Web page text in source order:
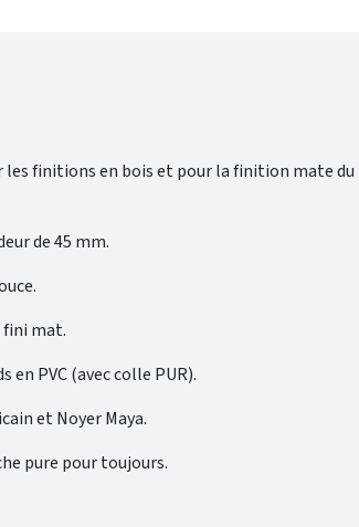
finitions en bois et pour la finition mate
de 45 mm.
fini mat.
PVC (avec colle PUR).
et Noyer Maya.
pure pour toujours.